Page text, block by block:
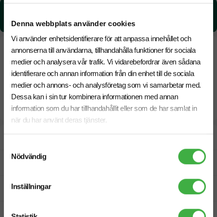
Denna webbplats använder cookies
Vi använder enhetsidentifierare för att anpassa innehållet och
annonserna till användarna, tillhandahålla funktioner för sociala
medier och analysera vår trafik. Vi vidarebefordrar även sådana
identifierare och annan information från din enhet till de sociala
medier och annons- och analysföretag som vi samarbetar med.
Dessa kan i sin tur kombinera informationen med annan
information som du har tillhandahållit eller som de har samlat in
när du har använt deras tjänster.
Nödvändig
Inställningar
2.21 kg CO₂e / per styck
Designskiss inom 1 h
Fri offert
Prisgaranti
Snabb leverans